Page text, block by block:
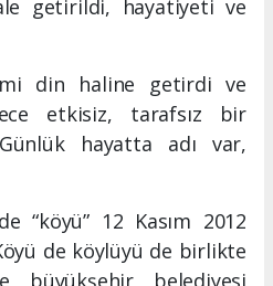
getirildi, hayatiyeti ve
din haline getirdi ve
etkisiz, tarafsız bir
hayatta adı var,
“köyü” 12 Kasım 2012
de köylüyü de birlikte
büyükşehir belediyesi